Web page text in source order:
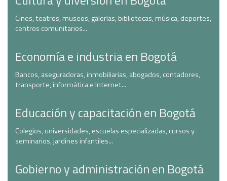
Cines, teatros, museos, galerías, bibliotecas, música, deportes,
centros comunitarios...
Economía e industria en Bogotá
Bancos, aseguradoras, inmobiliarias, abogados, contadores,
transporte, informática e Internet...
Educación y capacitación en Bogotá
Colegios, universidades, escuelas especializadas, cursos y
seminarios, jardines infantiles...
Gobierno y administración en Bogotá